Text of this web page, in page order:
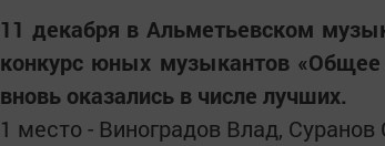
11 декабря в Альметьевском
конкурс юных музыкантов
вновь оказались в числе лучших.
1 место - Виноградов Влад,